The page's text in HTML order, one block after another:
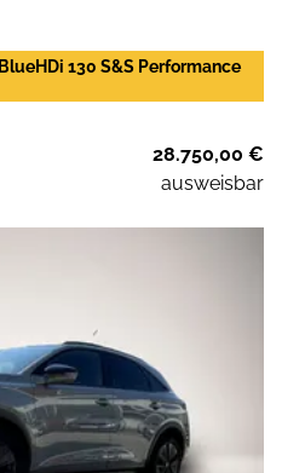
130 S&S Performance
28.750,00 €
ausweisbar